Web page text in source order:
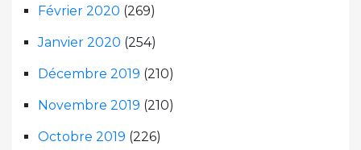
Février 2020 (269)
Janvier 2020 (254)
Décembre 2019 (210)
Novembre 2019 (210)
Octobre 2019 (226)